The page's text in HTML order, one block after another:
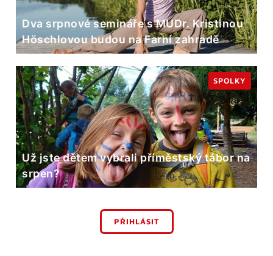
Dva srpnové semináře s MUDr. Kristinou
Höschlovou budou na Farní zahradě
Už jste dětem vybrali příměstský tábor na
srpen?
SPOLKY
PŘIHLÁSIT